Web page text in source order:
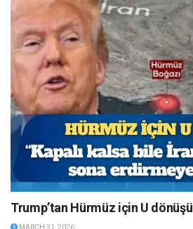
Trump’tan Hürmüz için U dönüşü
MARCH 31, 2026